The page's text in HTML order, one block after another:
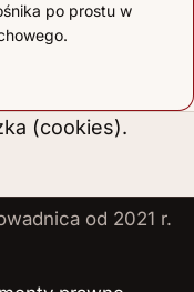
po prostu w
(cookies).
od 2021 r.